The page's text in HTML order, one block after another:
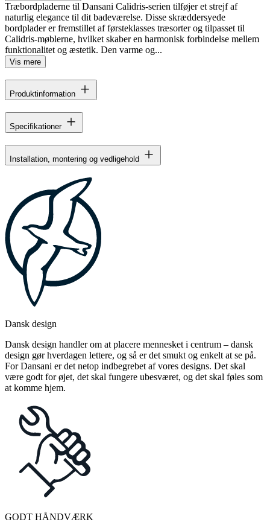
Træbordpladerne til Dansani Calidris-serien tilføjer et strejf af
naturlig elegance til dit badeværelse. Disse skræddersyede
bordplader er fremstillet af førsteklasses træsorter og tilpasset til
Calidris-møblerne, hvilket skaber en harmonisk forbindelse mellem
funktionalitet og æstetik. Den varme og...
Vis mere
Produktinformation
Specifikationer
Installation, montering og vedligehold
Dansk design
Dansk design handler om at placere mennesket i centrum – dansk
design gør hverdagen lettere, og så er det smukt og enkelt at se på.
For Dansani er det netop indbegrebet af vores designs. Det skal
være godt for øjet, det skal fungere ubesværet, og det skal føles som
at komme hjem.
GODT HÅNDVÆRK